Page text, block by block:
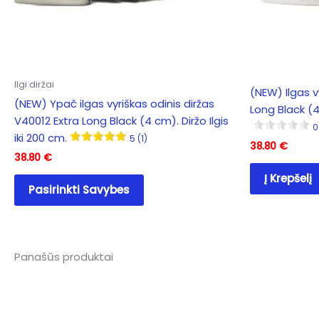
Ilgi diržai
(NEW) Ypač ilgas vyriškas odinis diržas
V40012 Extra Long Black (4 cm). Diržo Ilgis
iki 200 cm.
5 (1)
38.80 €
Pasirinkti Savybes
This
(NEW) Ilgas
Long Black
38.80 €
Į Krepšelį
Panašūs produktai